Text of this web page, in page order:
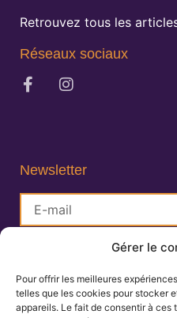
Gérer le
Pour offrir les meilleures
telles que les cookies pour stocker
appareils. Le fait de consentir à ces
Retrouvez tous les
Réseaux sociaux
Newsletter
Lisa Charlin